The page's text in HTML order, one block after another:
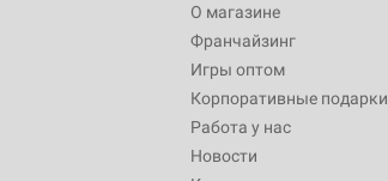
О магазине
Франчайзинг
Игры оптом
Корпоративные подарки
Работа у нас
Новости